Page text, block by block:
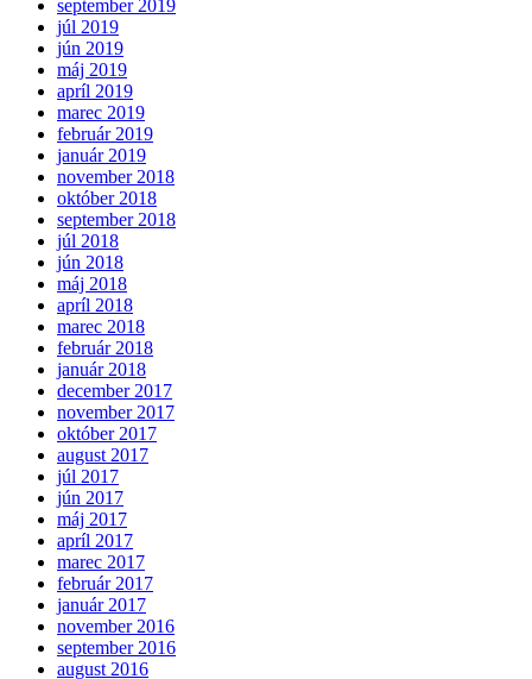
september 2019
júl 2019
jún 2019
máj 2019
apríl 2019
marec 2019
február 2019
január 2019
november 2018
október 2018
september 2018
júl 2018
jún 2018
máj 2018
apríl 2018
marec 2018
február 2018
január 2018
december 2017
november 2017
október 2017
august 2017
júl 2017
jún 2017
máj 2017
apríl 2017
marec 2017
február 2017
január 2017
november 2016
september 2016
august 2016